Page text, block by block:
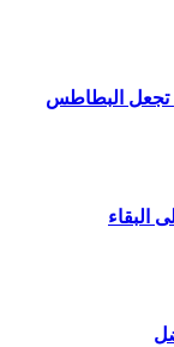
تجعل البطاطس
البقاء